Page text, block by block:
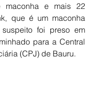
maconha e mais 22
que é um maconha
suspeito foi preso em
para a Central
(CPJ) de Bauru.